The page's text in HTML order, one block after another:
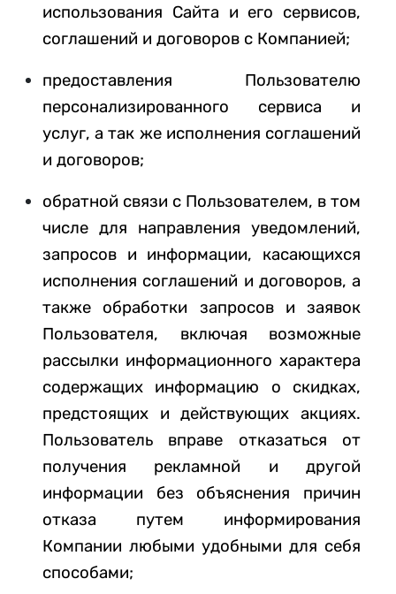
использования Сайта и его сервисов,
соглашений и договоров с Компанией;
предоставления Пользователю
персонализированного сервиса и
услуг, а так же исполнения соглашений
и договоров;
обратной связи с Пользователем, в том
числе для направления уведомлений,
запросов и информации, касающихся
исполнения соглашений и договоров, а
также обработки запросов и заявок
Пользователя, включая возможные
рассылки информационного характера
содержащих информацию о скидках,
предстоящих и действующих акциях.
Пользователь вправе отказаться от
получения рекламной и другой
информации без объяснения причин
отказа путем информирования
Компании любыми удобными для себя
способами;